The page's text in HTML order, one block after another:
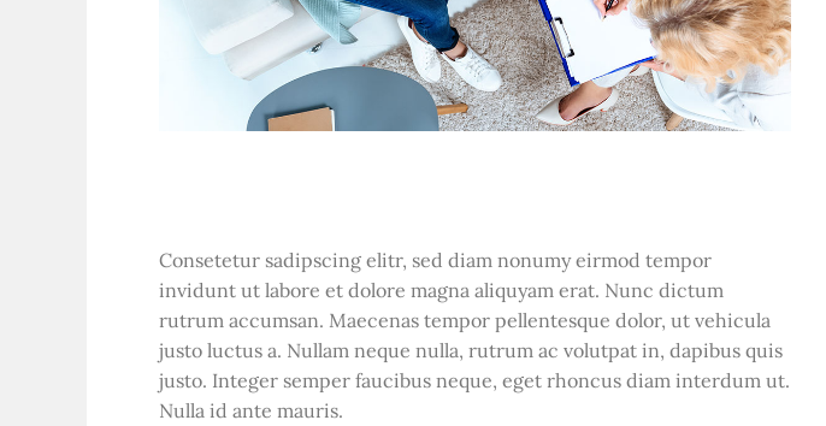
Consetetur sadipscing elitr, sed diam nonumy eirmod tempor
invidunt ut labore et dolore magna aliquyam erat. Nunc dictum
rutrum accumsan. Maecenas tempor pellentesque dolor, ut vehicula
justo luctus a. Nullam neque nulla, rutrum ac volutpat in, dapibus quis
justo. Integer semper faucibus neque, eget rhoncus diam interdum ut.
Nulla id ante mauris.